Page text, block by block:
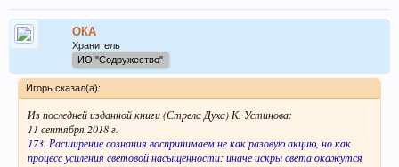
ОКА
Хранитель
ИО "Содружество"
Игорь сказал(а):
Из последней изданной книги (Стрела Духа) К. Устинова:
11 сентября 2018 г.
173. Расширение сознания воспринимаем не как разовую акцию, но как
процесс усиления световой насыщенности: иначе искры света окажутся